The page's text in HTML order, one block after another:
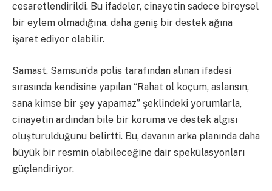
cesaretlendirildi. Bu ifadeler, cinayetin sadece bireysel
bir eylem olmadığına, daha geniş bir destek ağına
işaret ediyor olabilir.
Samast, Samsun’da polis tarafından alınan ifadesi
sırasında kendisine yapılan “Rahat ol koçum, aslansın,
sana kimse bir şey yapamaz” şeklindeki yorumlarla,
cinayetin ardından bile bir koruma ve destek algısı
oluşturulduğunu belirtti. Bu, davanın arka planında daha
büyük bir resmin olabileceğine dair spekülasyonları
güçlendiriyor.